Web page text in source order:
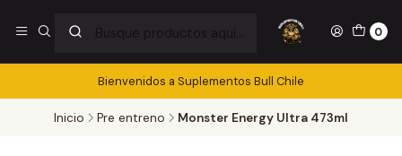
0
Bienvenidos a Suplementos Bull Chile
Inicio Pre entreno Monster Energy Ultra 473ml